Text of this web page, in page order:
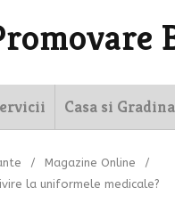
Casa si Gradina
/ Magazine Online
/
la uniformele medicale?